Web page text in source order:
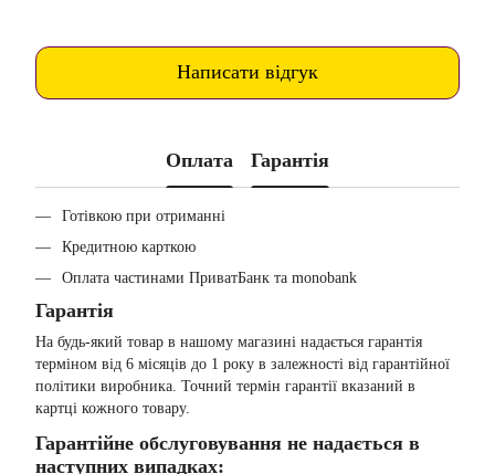
Написати відгук
Оплата Гарантія
Готівкою при отриманні
Кредитною карткою
Оплата частинами ПриватБанк та monobank
Гарантія
На будь-який товар в нашому магазині надається гарантія
терміном від 6 місяців до 1 року в залежності від гарантійної
політики виробника. Точний термін гарантії вказаний в
картці кожного товару.
Гарантійне обслуговування не надається в
наступних випадках: